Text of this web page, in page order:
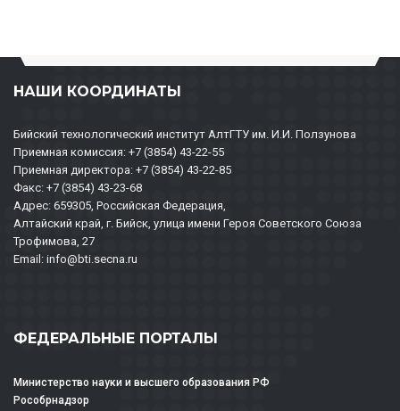
НАШИ КООРДИНАТЫ
Бийский технологический институт АлтГТУ им. И.И. Ползунова
Приемная комиссия: +7 (3854) 43-22-55
Приемная директора: +7 (3854) 43-22-85
Факс: +7 (3854) 43-23-68
Адрес: 659305, Российская Федерация,
Алтайский край, г. Бийск, улица имени Героя Советского Союза
Трофимова, 27
Email: info@bti.secna.ru
ФЕДЕРАЛЬНЫЕ ПОРТАЛЫ
Министерство науки и высшего образования РФ
Рособрнадзор